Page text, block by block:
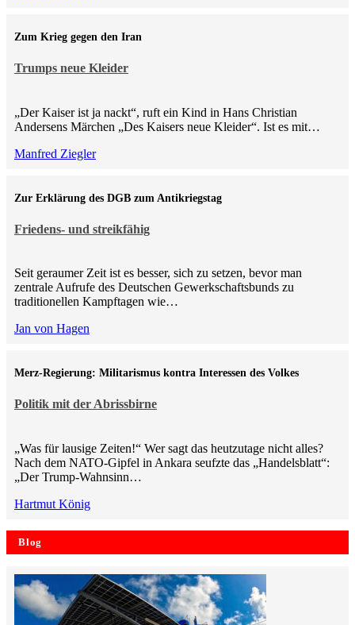
Trumps neue Kleider
Zum Krieg gegen den Iran
„Der Kaiser ist ja nackt“, ruft ein Kind in Hans Christian
Andersens Märchen „Des Kaisers neue Kleider“. Ist es mit…
Manfred Ziegler
Friedens- und streikfähig
Zur Erklärung des DGB zum Antikriegstag
Seit geraumer Zeit ist es besser, sich zu setzen, bevor man
zentrale Aufrufe des Deutschen Gewerkschaftsbunds zu
traditionellen Kampftagen wie…
Jan von Hagen
Politik mit der Abrissbirne
Merz-Regierung: Militarismus kontra Inte­ressen des Volkes
„Was für lausige Zeiten!“ Wer sagt das heutzutage nicht alles?
Nach dem NATO-Gipfel in Ankara seufzte das „Handelsblatt“:
„Der Trump-Wahnsinn…
Hartmut König
Blog